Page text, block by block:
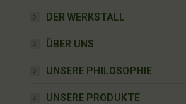
DER WERKSTALL
ÜBER UNS
UNSERE PHILOSOPHIE
UNSERE PRODUKTE